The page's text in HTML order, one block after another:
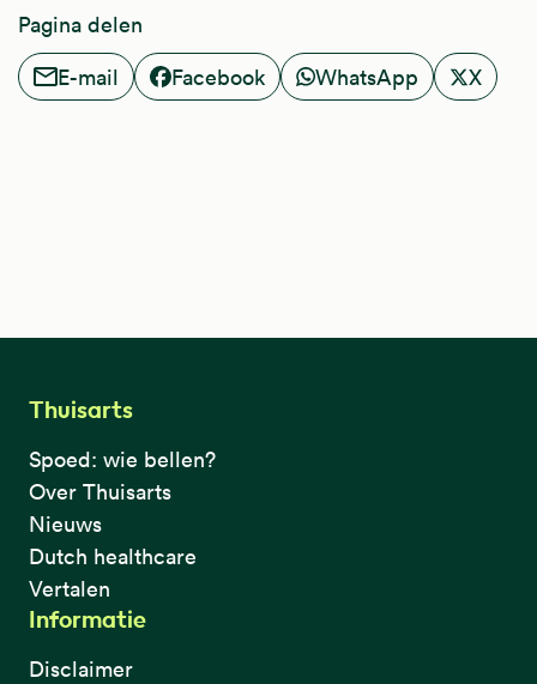
Pagina delen
E-mail
Facebook WhatsApp X
Thuisarts
Spoed: wie bellen?
Over Thuisarts
Nieuws
Dutch healthcare
Vertalen
Informatie
Disclaimer